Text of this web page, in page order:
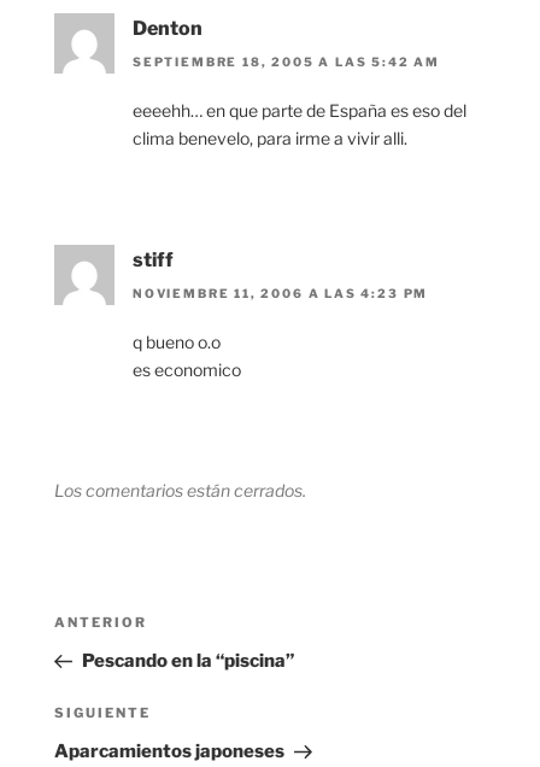
Denton
SEPTIEMBRE 18, 2005 A LAS 5:42 AM
eeeehh… en que parte de España es eso del
clima benevelo, para irme a vivir alli.
stiff
NOVIEMBRE 11, 2006 A LAS 4:23 PM
q bueno o.o
es economico
Los comentarios están cerrados.
Navegación
entradas
Entrada
anterior:
ANTERIOR
Pescando en la “piscina”
Siguiente
entrada
SIGUIENTE
Aparcamientos japoneses